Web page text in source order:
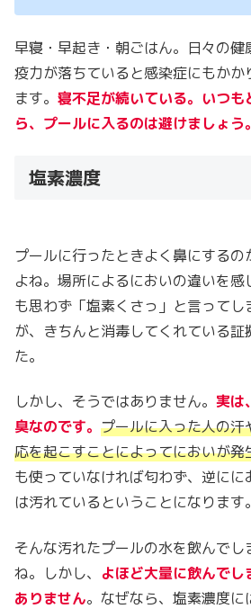
早寝・早起き・朝ごはん。日々の健
疫力が落ちていると感染症にもかか
ます。 寝不足が続いている。いつも
ら、プールに入るのは避けましょう。
塩素濃度
プールに行ったときよく鼻にする
よね。場所によるにおいの違いを
も思わず「塩素くさっ」と言って
が、きちんと消毒してくれている
た。
しかし、そうではありません。 実は
臭なのです。 プールに入った人の
応を起こすことによってにおいが発
も使っていなければ匂わず、逆に
は汚れているということになります。
そんな汚れたプールの水を飲んでし
ね。しかし、 よほど大量に飲んで
ありません。なぜなら、塩素濃度